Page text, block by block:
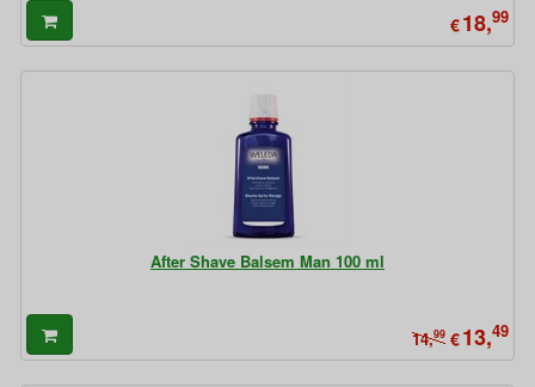
€18,99
After Shave Balsem Man 100 ml
14,99 €13,49